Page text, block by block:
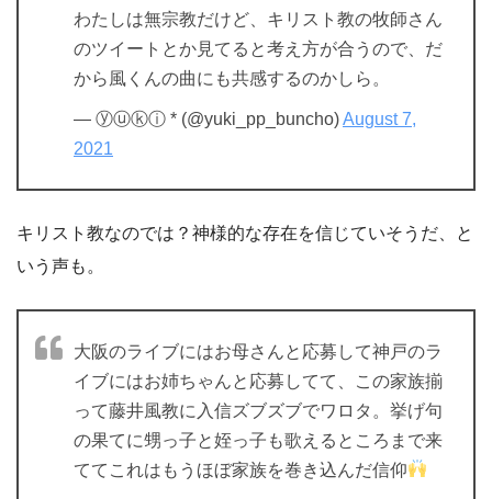
わたしは無宗教だけど、キリスト教の牧師さん
のツイートとか見てると考え方が合うので、だ
から風くんの曲にも共感するのかしら。
— ⓨⓤⓚⓘ‎ * (@yuki_pp_buncho)August 7,
2021
キリスト教なのでは？神様的な存在を信じていそうだ、と
いう声も。
大阪のライブにはお母さんと応募して神戸のラ
イブにはお姉ちゃんと応募してて、この家族揃
って藤井風教に入信ズブズブでワロタ。挙げ句
の果てに甥っ子と姪っ子も歌えるところまで来
ててこれはもうほぼ家族を巻き込んだ信仰